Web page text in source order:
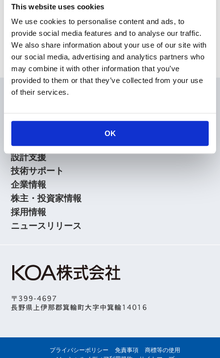
This website uses cookies
We use cookies to personalise content and ads, to
provide social media features and to analyse our traffic.
We also share information about your use of our site with
our social media, advertising and analytics partners who
may combine it with other information that you’ve
provided to them or that they’ve collected from your use
of their services.
OK
Archive
製品情報
アプリケーションガイド
設計支援
技術サポート
企業情報
株主・投資家情報
採用情報
ニュースリリース
プライバシーポリシー 免責事項
商標等の使用